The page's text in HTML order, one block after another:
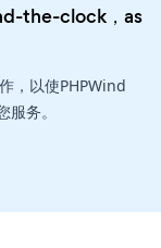
the-clock，as
，以使PHPWind
务。